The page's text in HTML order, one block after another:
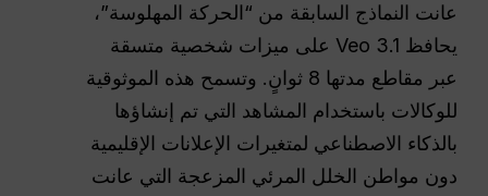
عانت النماذج السابقة من “الحركة المهلوسة”،
يحافظ Veo 3.1 على ميزات شخصية متسقة
عبر مقاطع مدتها 8 ثوانٍ. وتسمح هذه الموثوقية
للوكالات باستخدام المشاهد التي تم إنشاؤها
بالذكاء الاصطناعي لمتغيرات الإعلانات الإقليمية
دون مواطن الخلل المرئي المزعجة التي عانت